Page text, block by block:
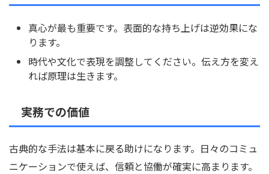
真心が最も重要です。表面的な持ち上げは逆効果にな
ります。
時代や文化で表現を調整してください。伝え方を変え
れば原理は生きます。
実務での価値
古典的な手法は基本に戻る助けになります。日々のコミュ
ニケーションで使えば、信頼と協働が確実に高まります。